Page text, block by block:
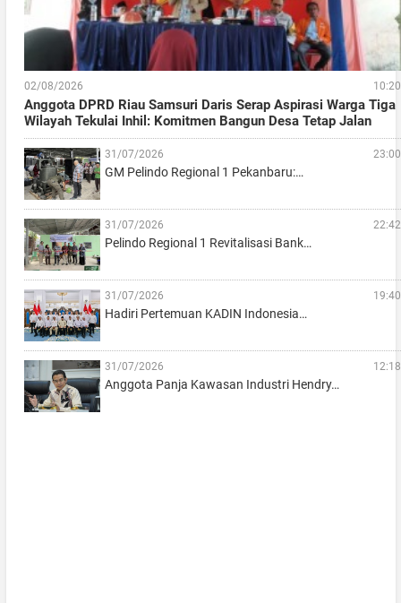
02/08/2026 10:20
Anggota DPRD Riau Samsuri Daris Serap Aspirasi Warga Tiga
Wilayah Tekulai Inhil: Komitmen Bangun Desa Tetap Jalan
31/07/2026 23:00
GM Pelindo Regional 1 Pekanbaru:…
31/07/2026 22:42
Pelindo Regional 1 Revitalisasi Bank…
31/07/2026 19:40
Hadiri Pertemuan KADIN Indonesia…
31/07/2026 12:18
Anggota Panja Kawasan Industri Hendry…